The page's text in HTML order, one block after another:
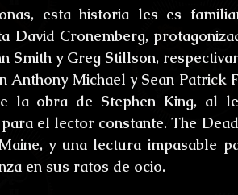
esta historia les es
David Cronemberg,
Smith y Greg Stillson,
Anthony Michael y Sean
la obra de Stephen King, al
el lector constante. The
y una lectura impasable
en sus ratos de ocio.